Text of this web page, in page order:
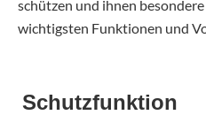
schützen und ihnen
wichtigsten Funktionen und
Schutzfunktion